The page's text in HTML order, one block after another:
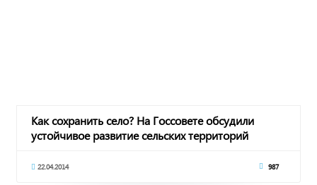
Как сохранить село? На Госсовете обсудили
устойчивое развитие сельских территорий
22.04.2014 987